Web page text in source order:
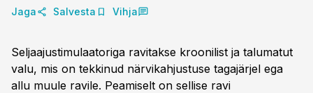
Jaga Salvesta Vihja
Seljaajustimulaatoriga ravitakse kroonilist ja talumatut
valu, mis on tekkinud närvikahjustuse tagajärjel ega
allu muule ravile. Peamiselt on sellise ravi